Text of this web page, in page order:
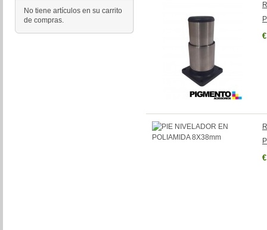
No tiene artículos en su carrito
de compras.